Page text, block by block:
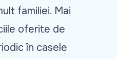
familiei. Mai
oferite de
în casele